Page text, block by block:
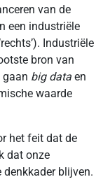
van de
een industriële
Industriële
bron van
gaan big data en
waarde
het feit dat de
dat onze
blijven.